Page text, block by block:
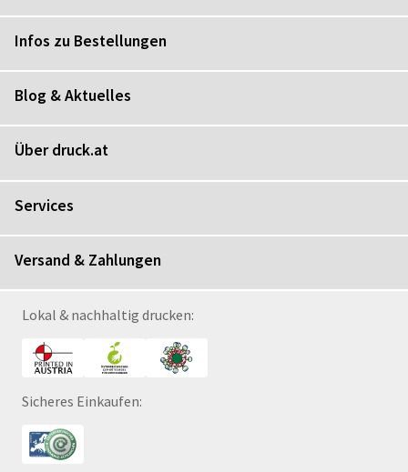
Infos zu Bestellungen
Blog & Aktuelles
Über druck.at
Services
Versand & Zahlungen
Lokal & nachhaltig drucken:
Sicheres Einkaufen: